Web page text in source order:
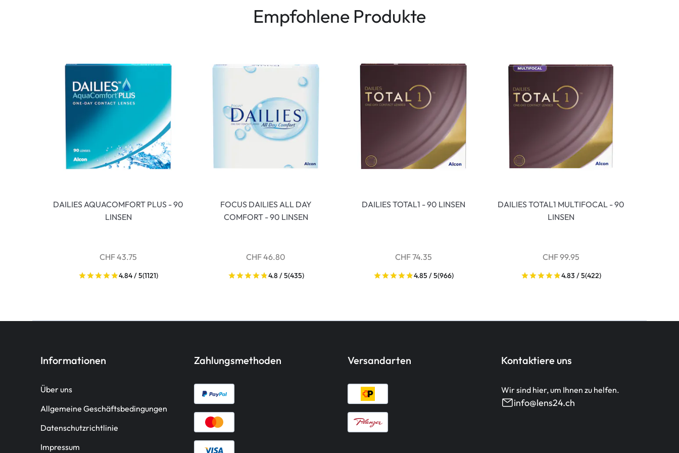
Empfohlene Produkte
DAILIES AQUACOMFORT PLUS - 90
LINSEN
CHF 43.75
4.84 / 5(1121)
FOCUS DAILIES ALL DAY
COMFORT - 90 LINSEN
CHF 46.80
4.8 / 5(435)
DAILIES TOTAL1 - 90 LINSEN
CHF 74.35
4.85 / 5(966)
DAILIES TOTAL1 MULTIFOCAL - 90
LINSEN
CHF 99.95
4.83 / 5(422)
Informationen
Über uns
Allgemeine Geschäftsbedingungen
Datenschutzrichtlinie
Impressum
Zahlungsmethoden Versandarten Kontaktiere uns
Wir sind hier, um Ihnen zu helfen.
info@lens24.ch